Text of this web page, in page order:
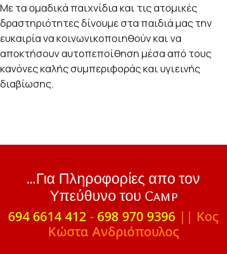
Με τα ομαδικά παιχνίδια και τις ατομικές
δραστηριότητες δίνουμε στα παιδιά μας την
ευκαιρία να κοινωνικοποιηθούν και να
αποκτήσουν αυτοπεποίθηση μέσα από τους
κανόνες καλής συμπεριφοράς και υγιεινής
διαβίωσης.
...Για Πληροφορίες απο τον
Υπεύθυνο του Camp
694 6614 412 - 698 970 9396 || Κος
Κώστα Ανδριόπουλος